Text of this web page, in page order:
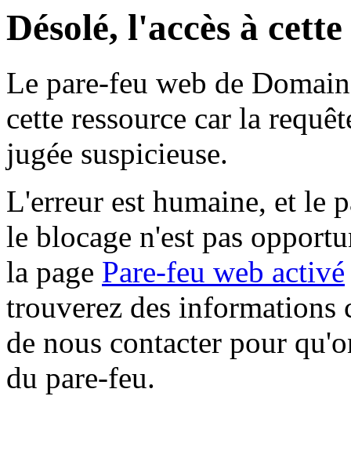
Désolé, l'accès à
Le pare-feu web de
cette ressource car la
jugée suspicieuse.
L'erreur est humaine, et le
le blocage n'est pas
la page Pare-feu web activé
trouverez des informations
de nous contacter pour
du pare-feu.